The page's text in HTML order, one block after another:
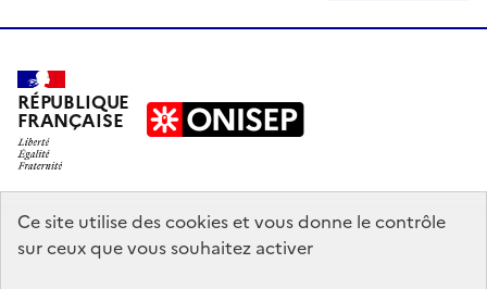
Ce site utilise des cookies et vous donne le contrôle
sur ceux que vous souhaitez activer
RÉPUBLIQUE
FRANÇAISE
education.gouv.fr
enseignementsup-recherche.gouv.fr